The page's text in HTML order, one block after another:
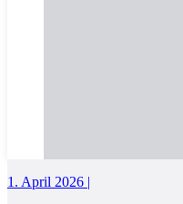
1. April 2026 |